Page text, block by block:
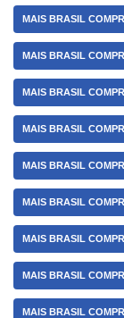
MAIS BRASIL
MAIS BRASIL
MAIS BRASIL
MAIS BRASIL
MAIS BRASIL
MAIS BRASIL
MAIS BRASIL
MAIS BRASIL
MAIS BRASIL